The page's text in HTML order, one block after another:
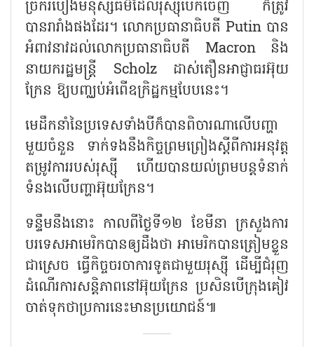
ច្រករបៀងមនុស្សធម៌ដែលរុស្ស៊ីបើកចេញ ក៏ត្រូវ
បានរារាំងផងដែរ។ លោកប្រធានាធិបតី Putin បាន
អំពាវនាវដល់លោកប្រធានាធិបតី Macron និង
នាយករដ្ឋមន្ត្រី Scholz ដាស់តឿនអាជ្ញាធរអ៊ុយ
ក្រែន ឱ្យបញ្ឈប់អំពើឧក្រិដ្ឋកម្មបែបនេះ។
មេដឹកនាំនៃប្រទេសទាំងបីក៏បានពិចារណាលើបញ្ហា
មួយចំនួន ទាក់ទងនឹងកិច្ចព្រមព្រៀងស្តីពីការអនុវត្ត
តម្រូវការរបស់រុស្ស៊ី ហើយបានយល់ព្រមបន្តទំនាក់
ទំនងលើបញ្ហាអ៊ុយក្រែន។
ទន្ទឹមនឹងនោះ កាលពីថ្ងៃទី១២ ខែមីនា ក្រសួងការ
បរទេសអាមេរិកបានឲ្យដឹងថា អាមេរិកបានត្រៀមខ្លួន
ជាស្រេច ធ្វើកិច្ចចរចាការទូតជាមួយរុស្ស៊ី ដើម្បីជំរុញ
ដំណើរការសន្តិភាពនៅអ៊ុយក្រែន ប្រសិនបើក្រុងគៀវ
ចាត់ទុកថាប្រការនេះមានប្រយោជន៍៕